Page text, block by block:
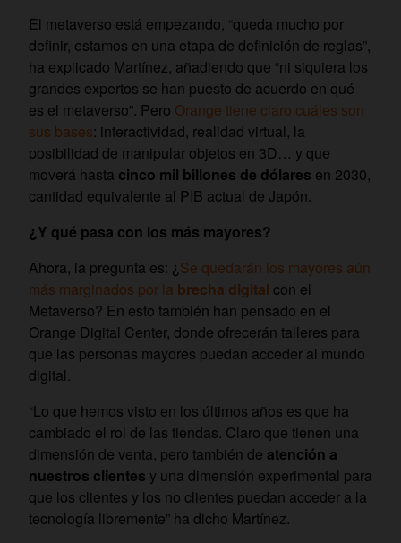
El metaverso está empezando, “queda mucho por
definir, estamos en una etapa de definición de reglas”,
ha explicado Martínez, añadiendo que “ni siquiera los
grandes expertos se han puesto de acuerdo en qué
es el metaverso”. Pero Orange tiene claro cuáles son
sus bases: interactividad, realidad virtual, la
posibilidad de manipular objetos en 3D… y que
moverá hasta cinco mil billones de dólares en 2030,
cantidad equivalente al PIB actual de Japón.
¿Y qué pasa con los más mayores?
Ahora, la pregunta es: ¿ Se quedarán los mayores aún
más marginados por la brecha digital con el
Metaverso? En esto también han pensado en el
Orange Digital Center, donde ofrecerán talleres para
que las personas mayores puedan acceder al mundo
digital.
“Lo que hemos visto en los últimos años es que ha
cambiado el rol de las tiendas. Claro que tienen una
dimensión de venta, pero también de atención a
nuestros clientes y una dimensión experimental para
que los clientes y los no clientes puedan acceder a la
tecnología libremente” ha dicho Martínez.